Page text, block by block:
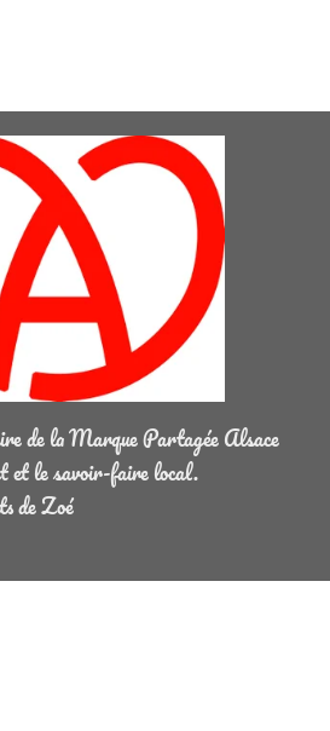
de la Marque Partagée Alsace
et le savoir-faire local.
de Zoé